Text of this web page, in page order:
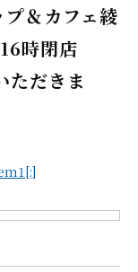
＆カフェ綾
時閉店
ただきま